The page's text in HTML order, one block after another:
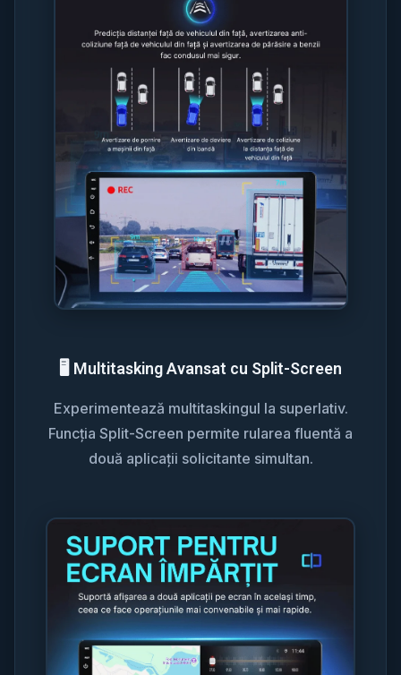
🖥️ Multitasking Avansat cu Split-Screen
Experimentează multitaskingul la superlativ.
Funcția Split-Screen permite rularea fluentă a
două aplicații solicitante simultan.